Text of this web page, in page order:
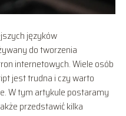
języków
do tworzenia
internetowych. Wiele osób
jest trudna i czy warto
W tym artykule postaramy
przedstawić kilka